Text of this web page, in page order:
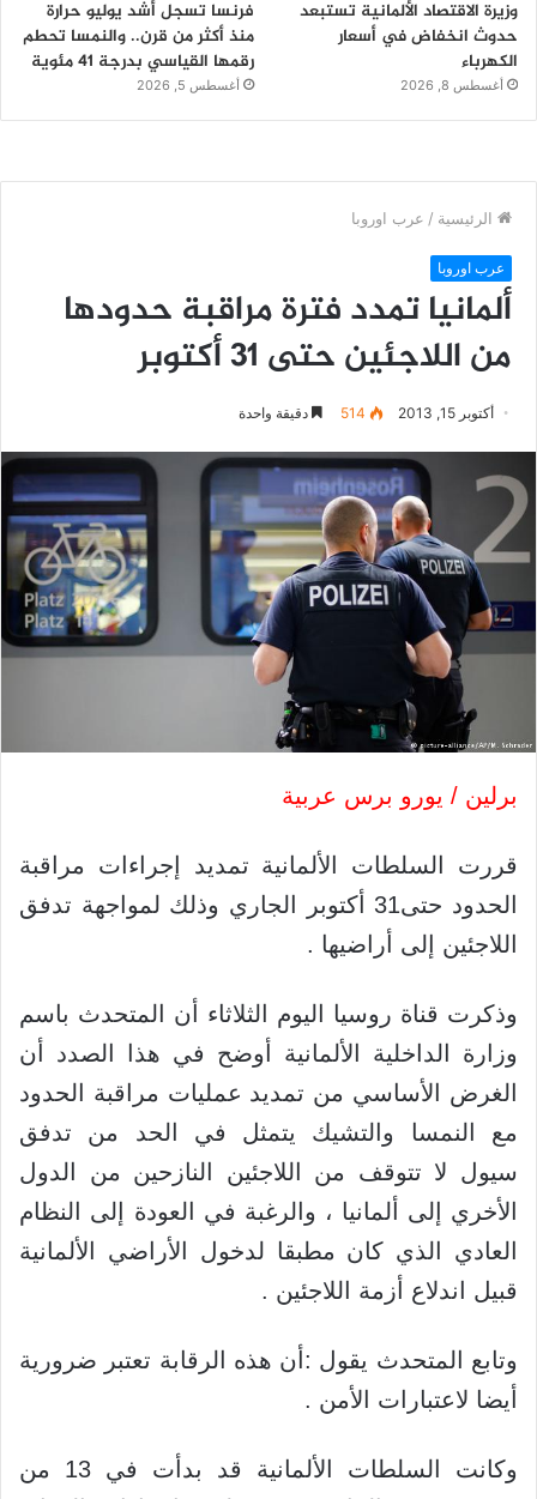
وزيرة الاقتصاد الألمانية تستبعد
حدوث انخفاض في أسعار
الكهرباء
أغسطس 8, 2026
فرنسا تسجل أشد يوليو حرارة
منذ أكثر من قرن.. والنمسا تحطم
رقمها القياسي بدرجة 41 مئوية
أغسطس 5, 2026